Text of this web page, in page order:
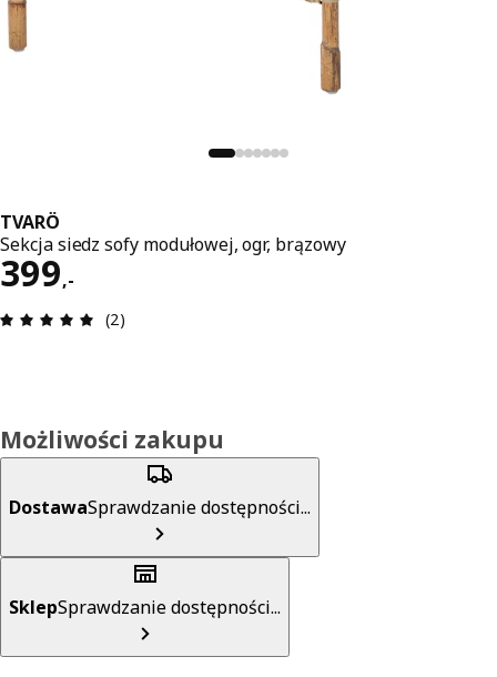
TVARÖ
Sekcja siedz sofy modułowej, ogr, brązowy
399,-
Cena 399,-
Opinia: 5 na 5 gwiazdki. Recenzje ogółem: 2
(2)
Możliwości zakupu
DostawaSprawdzanie dostępności...
SklepSprawdzanie dostępności...